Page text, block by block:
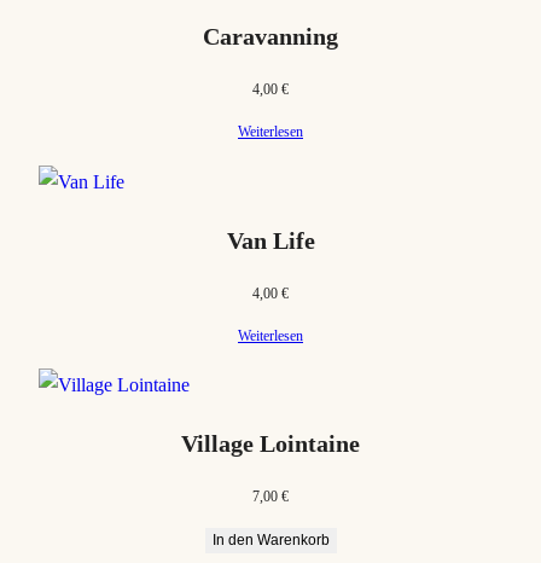
Caravanning
4,00 €
Weiterlesen
Van Life
4,00 €
Weiterlesen
Village Lointaine
7,00 €
In den Warenkorb